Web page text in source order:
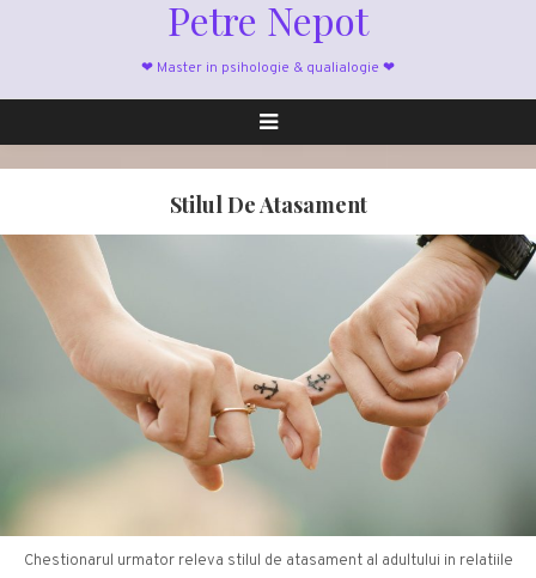
Petre Nepot
❤ Master in psihologie & qualialogie ❤
Stilul De Atasament
Chestionarul urmator releva stilul de atasament al adultului in relatiile